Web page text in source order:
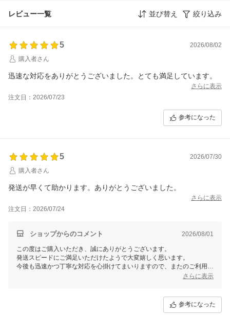
レビュー一覧 並び替え 絞り込み
5
2026/08/02
購入者さん
迅速な対応をありがとうございました。とても満足しています。
さらに表示
注文日：2026/07/23
参考になった
5
2026/07/30
購入者さん
発送が早くて助かります。ありがとうございました。
さらに表示
注文日：2026/07/24
ショップからのコメント 2026/08/01
この度はご購入いただき、誠にありがとうございます。
発送スピードにご満足いただけたようで大変嬉しく思います。
今後も迅速かつ丁寧な対応を心掛けてまいりますので、またのご利用を
さらに表示
参考になった